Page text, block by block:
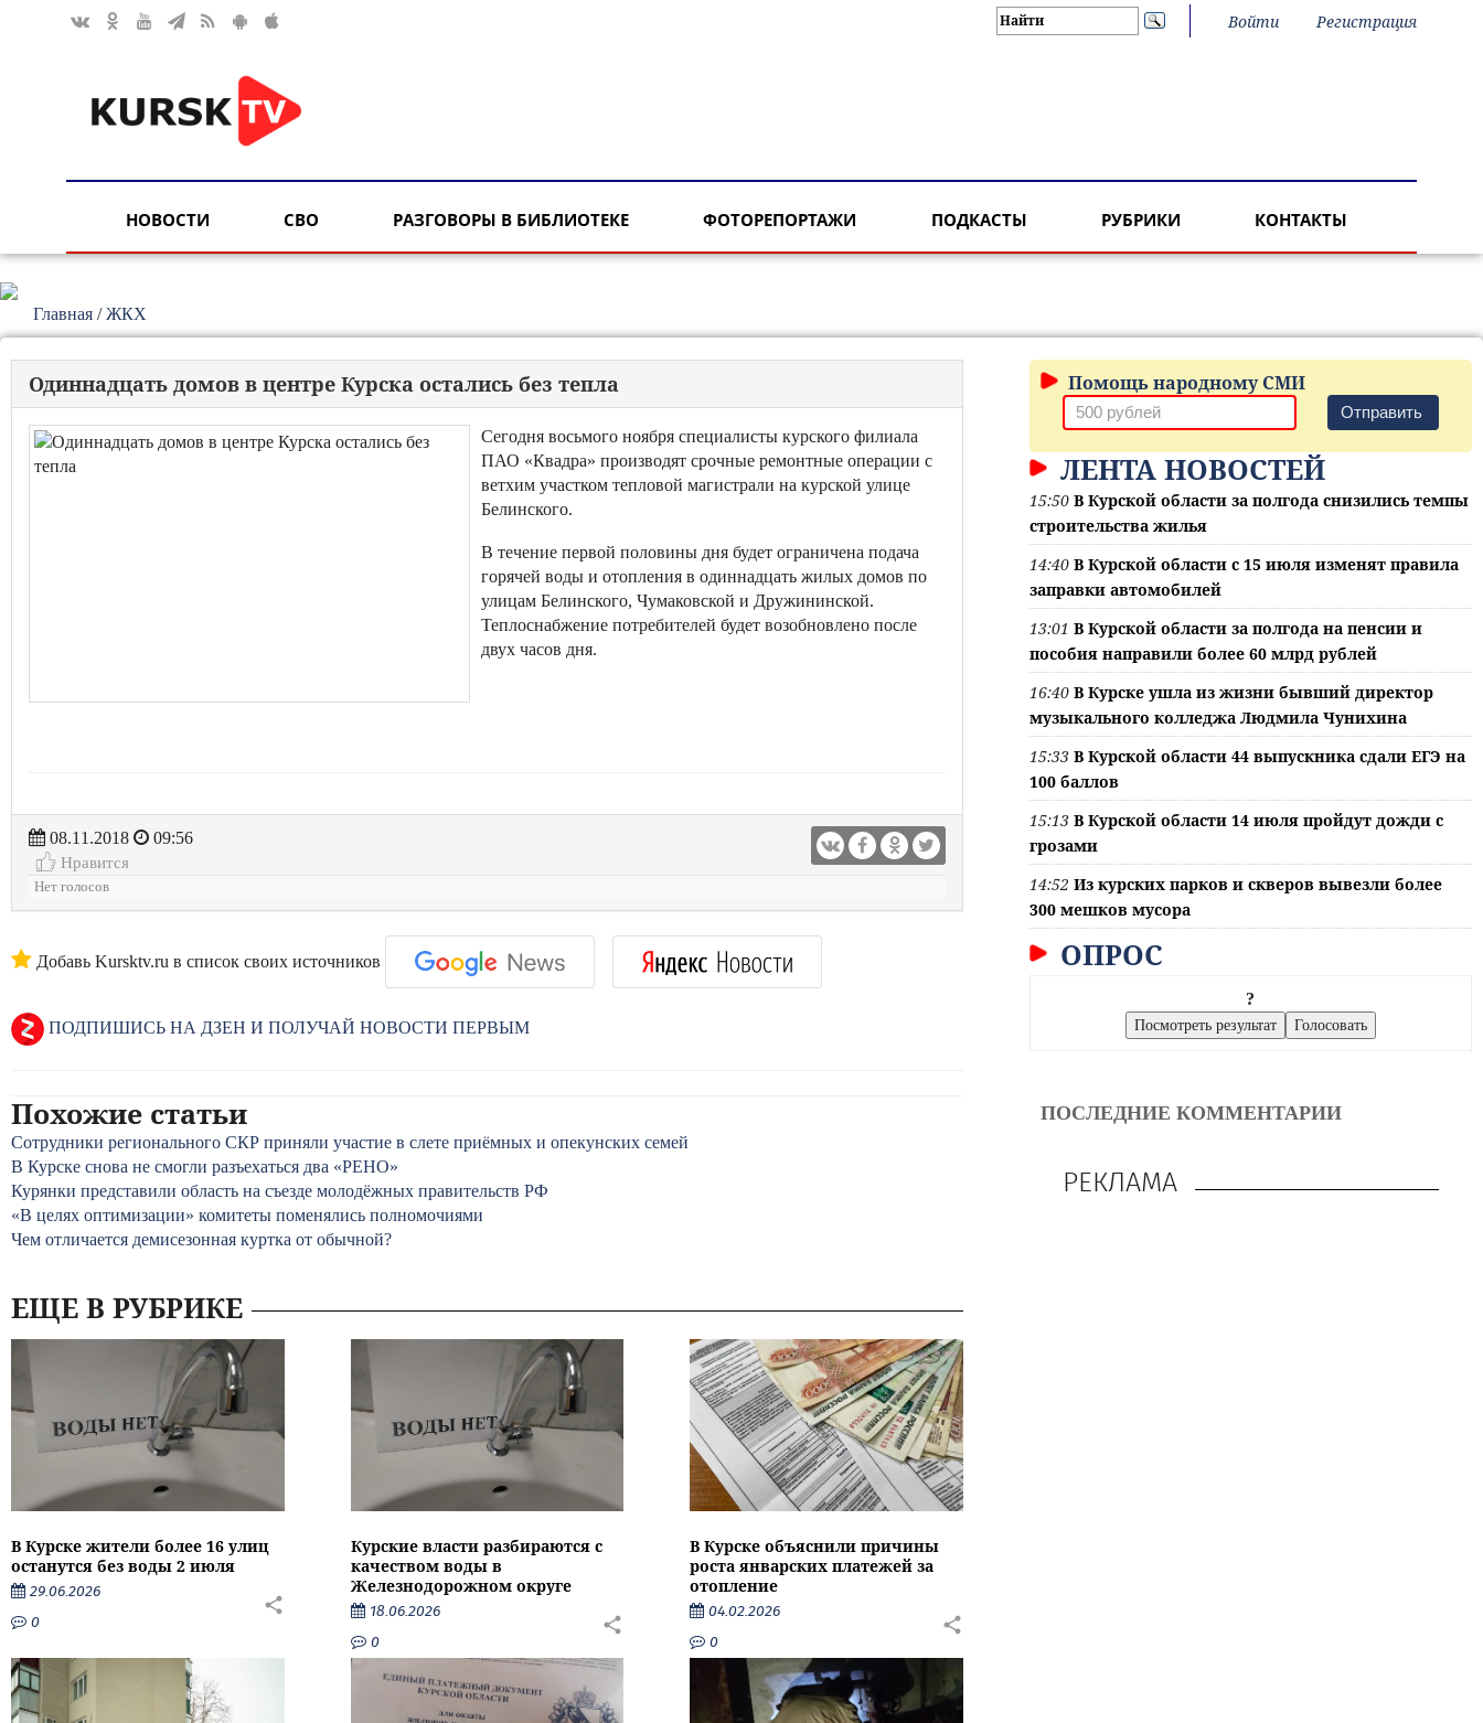
Войти Регистрация
НОВОСТИ СВО РАЗГОВОРЫ В БИБЛИОТЕКЕ ФОТОРЕПОРТАЖИ ПОДКАСТЫ РУБРИКИ КОНТАКТЫ
Главная /ЖКХ
Одиннадцать домов в центре Курска остались без тепла
Сегодня восьмого ноября специалисты курского филиала
ПАО «Квадра» производят срочные ремонтные операции с
ветхим участком тепловой магистрали на курской улице
Белинского.
В течение первой половины дня будет ограничена подача
горячей воды и отопления в одиннадцать жилых домов по
улицам Белинского, Чумаковской и Дружининской.
Теплоснабжение потребителей будет возобновлено после
двух часов дня.
08.11.2018
09:56
Нравится
Нет голосов
Добавь Kursktv.ru в список своих источников
ПОДПИШИСЬ НА ДЗЕН И ПОЛУЧАЙ НОВОСТИ ПЕРВЫМ
Похожие статьи
Сотрудники регионального СКР приняли участие в слете приёмных и опекунских семей
В Курске снова не смогли разъехаться два «РЕНО»
Курянки представили область на съезде молодёжных правительств РФ
«В целях оптимизации» комитеты поменялись полномочиями
Чем отличается демисезонная куртка от обычной?
ЕЩЕ В РУБРИКЕ
В Курске жители более 16 улиц
останутся без воды 2 июля
29.06.2026
0
Курские власти разбираются с
качеством воды в
Железнодорожном округе
18.06.2026
0
В Курске объяснили причины
роста январских платежей за
отопление
04.02.2026
0
Помощь народному СМИ
Отправить
ЛЕНТА НОВОСТЕЙ
15:50 В Курской области за полгода снизились темпы
строительства жилья
14:40 В Курской области с 15 июля изменят правила
заправки автомобилей
13:01 В Курской области за полгода на пенсии и
пособия направили более 60 млрд рублей
16:40 В Курске ушла из жизни бывший директор
музыкального колледжа Людмила Чунихина
15:33 В Курской области 44 выпускника сдали ЕГЭ на
100 баллов
15:13 В Курской области 14 июля пройдут дожди с
грозами
14:52 Из курских парков и скверов вывезли более
300 мешков мусора
ОПРОС
?
ПОСЛЕДНИЕ КОММЕНТАРИИ
РЕКЛАМА